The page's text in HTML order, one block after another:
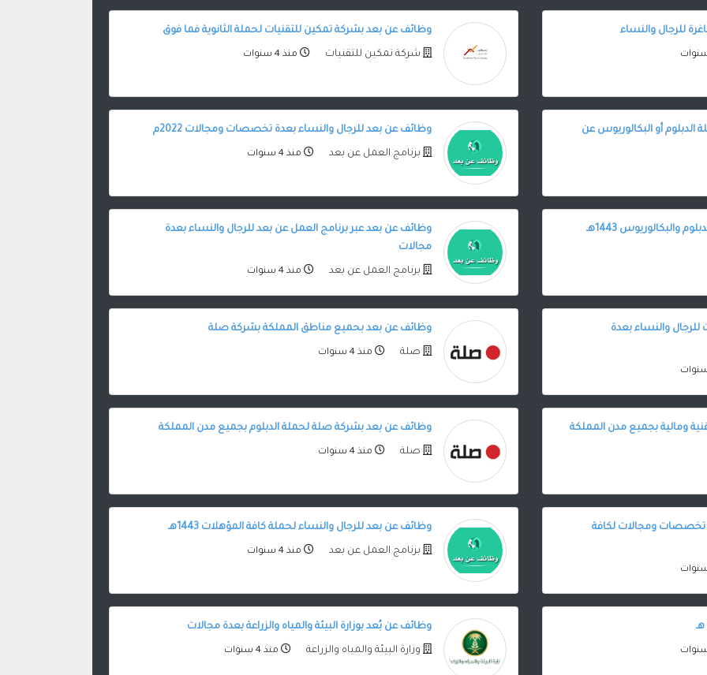
وظائف عن بعد بشركة تمكين للتقنيات لحملة الثانوية فما فوق
شركة تمكين للتقنيات منذ 4 سنوات
الدبلوم أو البكالوريوس عن وظائف عن بعد للرجال والنساء بعدة تخصصات ومجالات 2022م
برنامج العمل عن بعد منذ 4 سنوات
1443هـ
وظائف عن بعد عبر برنامج العمل عن بعد للرجال والنساء بعدة
مجالات
برنامج العمل عن بعد منذ 4 سنوات
والنساء بعدة وظائف عن بعد بحميع مناطق المملكة بشركة صلة
صلة منذ 4 سنوات
ومالية بجميع مدن المملكة وظائف عن بعد بشركة صلة لحملة الدبلوم بجميع مدن المملكة
صلة منذ 4 سنوات
تخصصات ومجالات لكافة وظائف عن بعد للرجال والنساء لحملة كافة المؤهلات 1443هـ
برنامج العمل عن بعد منذ 4 سنوات
وظائف عن بُعد بوزارة البيئة والمياه والزراعة بعدة مجالات
وزارة البيئة والمياه والزراعة منذ 4 سنوات